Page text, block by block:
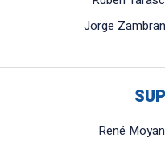
Jorge
René